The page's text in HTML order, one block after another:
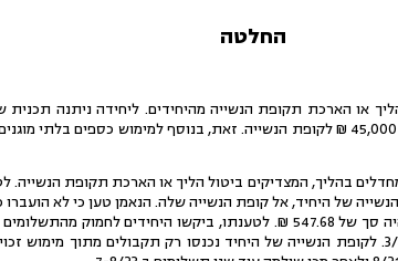
החלטה
23 בקשתו לביטול ההליך או הארכת תקופת הנשייה מהיחידים. ליחידה
הנשייה 22,500 ₪ ואילו על היחיד היה להוסיף 45,000 ₪ לקופת הנשייה. זאת, בנוסף
בהליך, המצדיקים ביטול הליך או הארכת תקופת
עודפים בסך 5080 ₪ מקופת הנשייה של היחיד, אל קופת הנשייה שלה. הנאמן טען כי
אל קופת הנשייה של היחיד וכל אשר הועבר היה סך של 547.68 ₪. לטענתו,
השוטף האחרון אותו שילם היחיד היה ב 3/8/21. לקופת הנשייה של היחיד נכנסו רק